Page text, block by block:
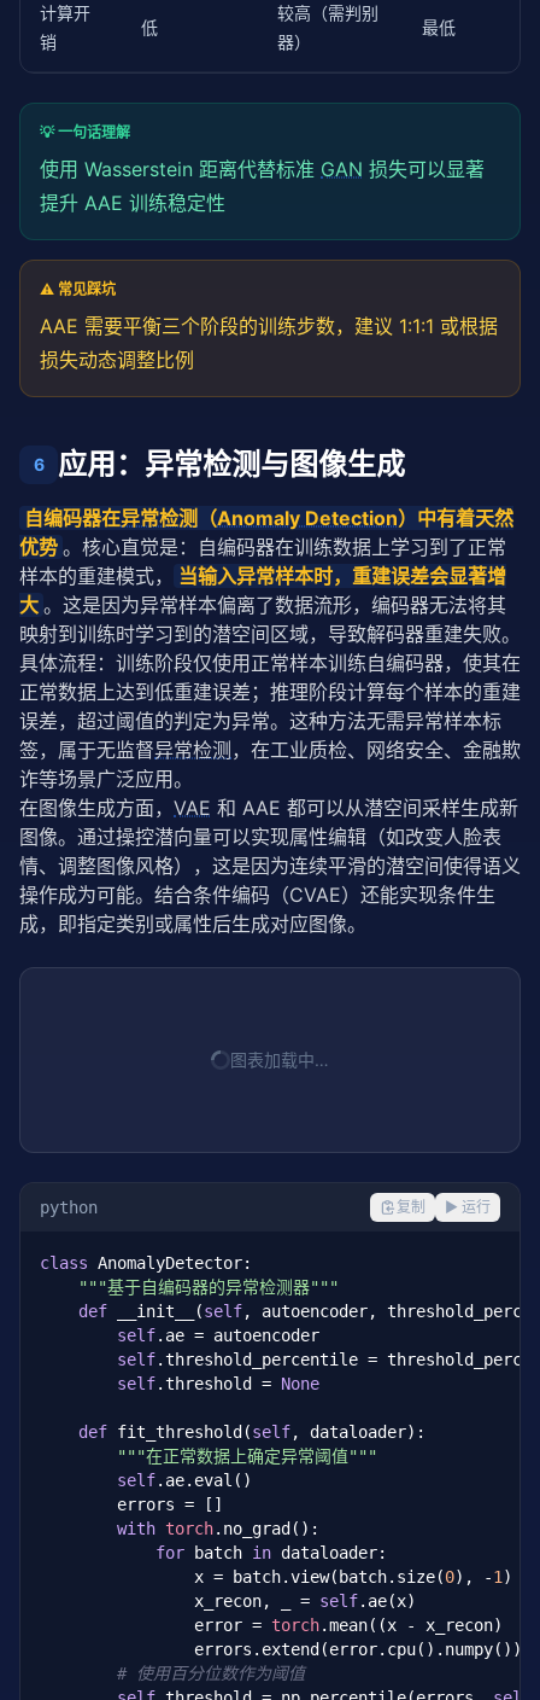
计算开
销
低
较高（需判别
器）
最低
💡 一句话理解
使用 Wasserstein 距离代替标准 GAN 损失可以显著
提升 AAE 训练稳定性
⚠️ 常见踩坑
AAE 需要平衡三个阶段的训练步数，建议 1:1:1 或根据
损失动态调整比例
6 应用：异常检测与图像生成
自编码器在异常检测 （Anomaly Detection）中有着天然
优势 。核心直觉是：自编码器在训练数据上学习到了正常
样本的重建模式，
当输入异常样本时，重建误差会显著增
大 。这是因为异常样本偏离了数据流形，编码器无法将其
映射到训练时学习到的潜空间区域，导致解码器重建失败。
具体流程：训练阶段仅使用正常样本训练自编码器，使其在
正常数据上达到低重建误差；推理阶段计算每个样本的重建
误差，超过阈值的判定为异常。这种方法无需异常样本标
签，属于无监督异常检测 ，在工业质检、网络安全、金融欺
诈等场景广泛应用。
在图像生成方面， VAE 和 AAE 都可以从潜空间采样生成新
图像。通过操控潜向量可以实现属性编辑（如改变人脸表
情、调整图像风格），这是因为连续平滑的潜空间使得语义
操作成为可能。结合条件编码（CVAE）还能实现条件生
成，即指定类别或属性后生成对应图像。
图表加载中…
python 复制 ▶ 运行
class AnomalyDetector:
"""基于自编码器的异常检测器"""
def __init__(self, autoencoder,
self.ae = autoencoder
self.threshold_percentile =
self.threshold = None
def fit_threshold(self, dataloader):
"""在正常数据上确定异常阈值"""
self.ae.eval()
        errors = []
with torch.no_grad():
for batch in dataloader:
                x = batch.view(batch.size(
0), -1 )
                x_recon, _ =
self.ae(x)
                error =
torch.mean((x - x_recon)
                errors.extend(error.cpu().numpy())
# 使用百分位数作为阈值